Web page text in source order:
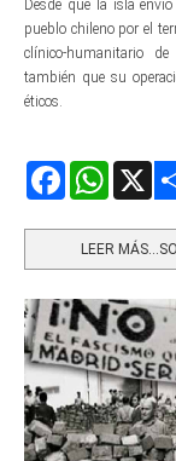
Desde que la isla
pueblo chileno por el
clínico-humanitario
también que su
éticos.
FacebookWhatsApp
LEER